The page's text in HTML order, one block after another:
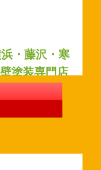
浜・藤沢・寒
塗装専門店
やすい気温が
先日は毎年恒
した
...